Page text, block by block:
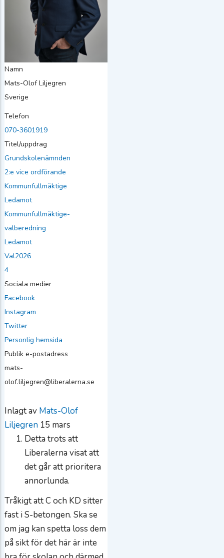
Namn
Mats-Olof Liljegren
Sverige
Telefon
070-3601919
Titel/uppdrag
Grundskolenämnden
2:e vice ordförande
Kommunfullmäktige
Ledamot
Kommunfullmäktige-
valberedning
Ledamot
Val2026
4
Sociala medier
Facebook
Instagram
Twitter
Personlig hemsida
Publik e-postadress
mats-
olof.liljegren@liberalerna.se
Inlagt av Mats-Olof
Liljegren 15 mars
Detta trots att
Liberalerna visat att
det går att prioritera
annorlunda.
Tråkigt att C och KD sitter
fast i S-betongen. Ska se
om jag kan spetta loss dem
på sikt för det här är inte